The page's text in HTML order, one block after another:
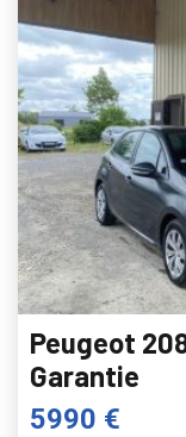
Peugeot
Garantie
5990 €